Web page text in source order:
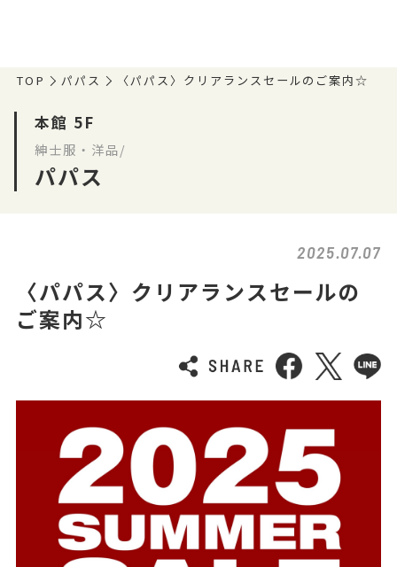
TOP パパス 〈パパス〉クリアランスセールのご案内☆
本館 5F
紳士服・洋品/
パパス
2025.07.07
〈パパス〉クリアランスセールの
ご案内☆